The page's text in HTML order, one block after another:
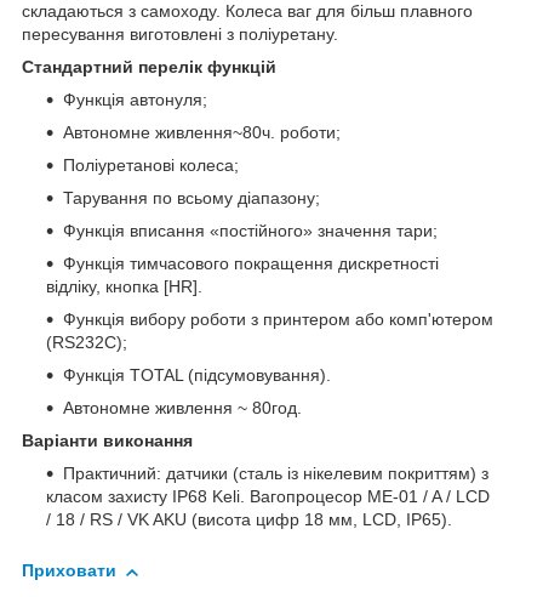
складаються з самоходу. Колеса ваг для більш плавного
пересування виготовлені з поліуретану.
Стандартний перелік функцій
Функція автонуля;
Автономне живлення~80ч. роботи;
Поліуретанові колеса;
Тарування по всьому діапазону;
Функція вписання «постійного» значення тари;
Функція тимчасового покращення дискретності
відліку, кнопка [HR].
Функція вибору роботи з принтером або комп'ютером
(RS232С);
Функція TOTAL (підсумовування).
Автономне живлення ~ 80год.
Варіанти виконання
Практичний: датчики (сталь із нікелевим покриттям) з
класом захисту IP68 Keli. Вагопроцесор ME-01 / A / LCD
/ 18 / RS / VK AKU (висота цифр 18 мм, LCD, IP65).
Приховати